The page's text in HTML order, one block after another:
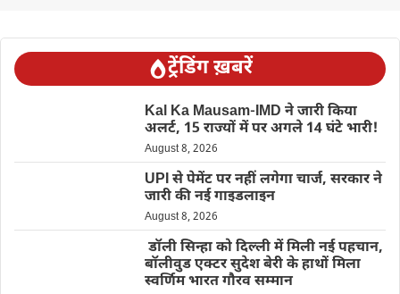
ट्रेंडिंग ख़बरें
Kal Ka Mausam-IMD ने जारी किया
अलर्ट, 15 राज्यों में पर अगले 14 घंटे भारी!
August 8, 2026
UPI से पेमेंट पर नहीं लगेगा चार्ज, सरकार ने
जारी की नई गाइडलाइन
August 8, 2026
डॉली सिन्हा को दिल्ली में मिली नई पहचान,
बॉलीवुड एक्टर सुदेश बेरी के हाथों मिला
स्वर्णिम भारत गौरव सम्मान